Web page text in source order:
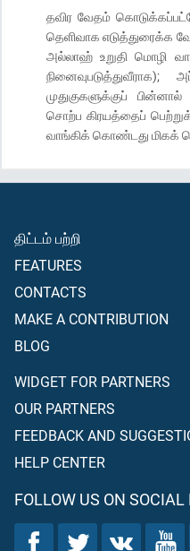
தவிர வேதம்
தெளிவாக எடுத்துரைக்க
அல்லாஹ் உறுதி மொழி
முதுகுகளுக்குப்
சொற்ப கிரயத்தைப்
வாங்கிக் கொண்டது மிகக்
திட்டம் பற்றி
FEATURES
CONTACTS
MAKE A CONTRIBUTION
BLOG
WIDGET FOR PARTNERS
OUR PARTNERS
FEEDBACK AND
HELP CENTER
FOLLOW US ON